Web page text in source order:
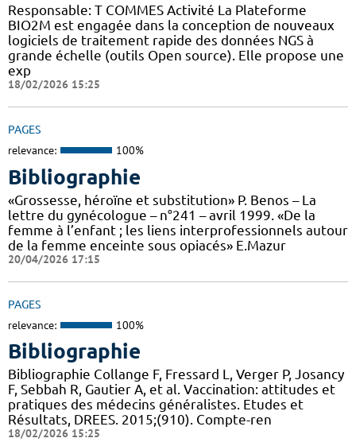
Responsable: T COMMES Activité La Plateforme
BIO2M est engagée dans la conception de nouveaux
logiciels de traitement rapide des données NGS à
grande échelle (outils Open source). Elle propose une
exp
18/02/2026 15:25
PAGES
relevance: 100%
Bibliographie
«Grossesse, héroïne et substitution» P. Benos – La
lettre du gynécologue – n°241 – avril 1999. «De la
femme à l’enfant ; les liens interprofessionnels autour
de la femme enceinte sous opiacés» E.Mazur
20/04/2026 17:15
PAGES
relevance: 100%
Bibliographie
Bibliographie Collange F, Fressard L, Verger P, Josancy
F, Sebbah R, Gautier A, et al. Vaccination: attitudes et
pratiques des médecins généralistes. Etudes et
Résultats, DREES. 2015;(910). Compte-ren
18/02/2026 15:25